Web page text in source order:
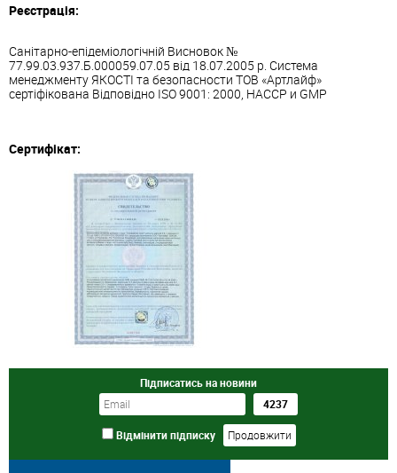
Реєстрація:
Санітарно-епідеміологічній Висновок №
77.99.03.937.Б.000059.07.05 від 18.07.2005 р. Система
менеджменту ЯКОСТІ та безопасности ТОВ «Артлайф»
сертіфікована Відповідно ISО 9001: 2000, НАССР и GMP
Сертифікат:
Підписатись на новини
Відмінити підписку